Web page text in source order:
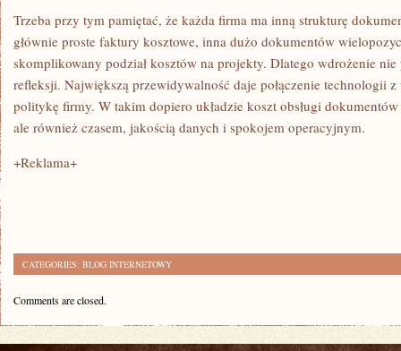
Trzeba przy tym pamiętać, że każda firma ma inną strukturę
głównie proste faktury kosztowe, inna dużo dokumentów
skomplikowany podział kosztów na projekty. Dlatego wdrożenie
refleksji. Największą przewidywalność daje połączenie technologii
politykę firmy. W takim dopiero układzie koszt obsługi
ale również czasem, jakością danych i spokojem operacyjnym.
+Reklama+
CATEGORIES: BLOG INTERNETOWY
Comments are closed.